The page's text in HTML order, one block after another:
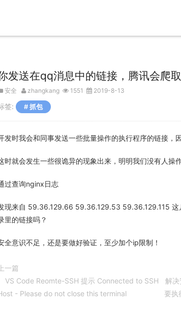
发送在qq消息中的链接，腾讯会爬
安全 zhangkang 1551 2019-8-13
签: 抓包
发时我会和同事发送一些批量操作的执行程序的链接，
时就会发生一些很诡异的现象出来，明明我们没有人操
过查询nginx日志
现来自 59.36.129.66 59.36.129.53 59.36.129.115 这
里的链接吗？
全意识不足，还是要做好验证，至少加个ip限制！
上一篇
VS Code Reomte-SSH 提示 Connected to SSH
- Please do not close this terminal
解决
要执